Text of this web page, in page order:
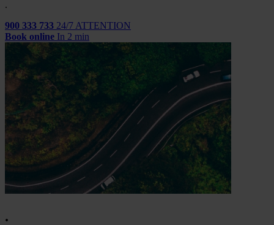
.
900 333 733 24/7 ATTENTION
Book online In 2 min
.